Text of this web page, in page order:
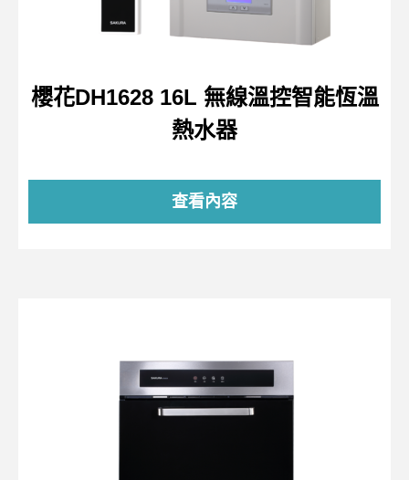
櫻花DH1628 16L 無線溫控智能恆溫
熱水器
查看內容